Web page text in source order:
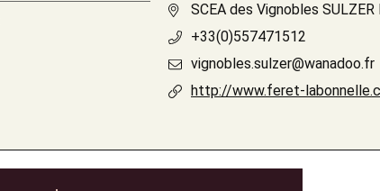
SCEA des Vignobles
+33(0)557471512
vignobles.sulzer@wanadoo.fr
http://www.feret-